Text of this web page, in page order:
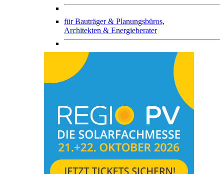
fürBauträger & Planungsbüros,
Architekten & Energieberater